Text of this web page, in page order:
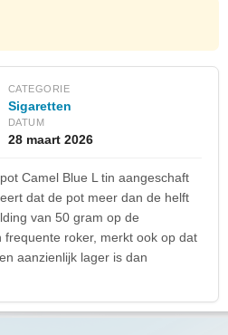
CATEGORIE
Sigaretten
DATUM
28 maart 2026
Camel Blue L tin aangeschaft
dat de pot meer dan de helft
van 50 gram op de
frequente roker, merkt ook op dat
aanzienlijk lager is dan